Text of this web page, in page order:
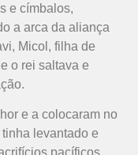
e címbalos,
a arca da aliança
Micol, filha de
o rei saltava e
e a colocaram no
levantado e
pacíficos.